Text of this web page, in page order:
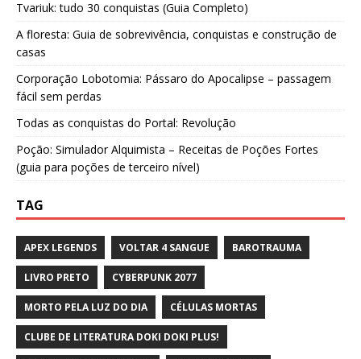
Tvariuk: tudo 30 conquistas (Guia Completo)
A floresta: Guia de sobrevivência, conquistas e construção de
casas
Corporação Lobotomia: Pássaro do Apocalipse – passagem
fácil sem perdas
Todas as conquistas do Portal: Revolução
Poção: Simulador Alquimista – Receitas de Poções Fortes
(guia para poções de terceiro nível)
TAG
APEX LEGENDS VOLTAR 4 SANGUE BAROTRAUMA
LIVRO PRETO CYBERPUNK 2077
MORTO PELA LUZ DO DIA CÉLULAS MORTAS
CLUBE DE LITERATURA DOKI DOKI PLUS!